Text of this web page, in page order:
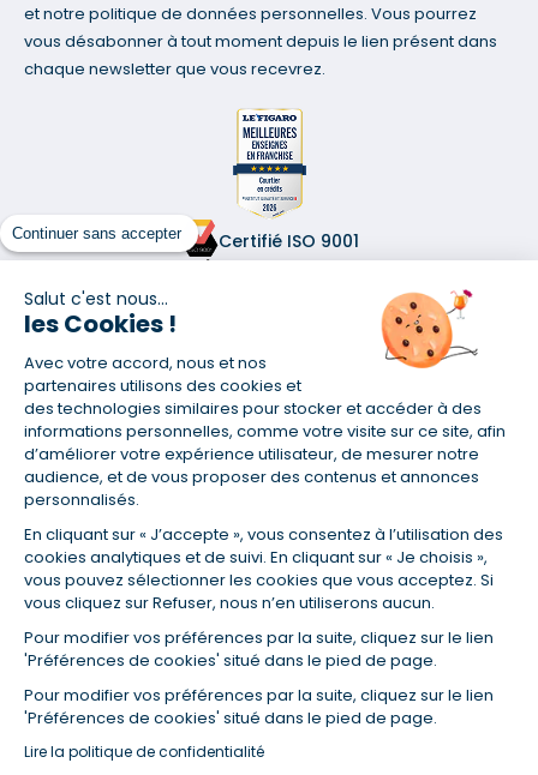
Continuer sans accepter
Salut c'est nous...
les Cookies !
Avec votre accord, nous et nos
partenaires utilisons des cookies et
des technologies similaires pour stocker et accéder à des
informations personnelles, comme votre visite sur ce site, afin
d’améliorer votre expérience utilisateur, de mesurer notre
audience, et de vous proposer des contenus et annonces
personnalisés.
En cliquant sur « J’accepte », vous consentez à l’utilisation des
cookies analytiques et de suivi. En cliquant sur « Je choisis »,
vous pouvez sélectionner les cookies que vous acceptez. Si
vous cliquez sur Refuser, nous n’en utiliserons aucun.
Pour modifier vos préférences par la suite, cliquez sur le lien
'Préférences de cookies' situé dans le pied de page.
Pour modifier vos préférences par la suite, cliquez sur le lien
'Préférences de cookies' situé dans le pied de page.
Lire la politique de confidentialité
et notre politique de données personnelles. Vous pourrez
vous désabonner à tout moment depuis le lien présent dans
chaque newsletter que vous recevrez.
Certifié ISO 9001
(1) Taux fixe national hors assurance et selon votre profil
(2) Économie de 65 % pour l'assurance d'un prêt amortissable de 330
457,23 € à 0,90 % sur 19,5 ans, accordé à un salarié non cadre assuré à
100 % (décès, PTIA, IPP, ITT, IPP) âgé de 36 ans fumeur et une personne
ans et non-fumeur, tous deux sans risque médical connu. Au
14/07/2019, coût de l'assurance proposée par la banque 179,08 €/mois
en moyenne contre 64,60 €/mois en moyenne au 14/07/2022 avec
Empruntis.com (TAEA : 0,44 %, coût total de l'assurance : 15 117,65 €).
(3) Taux minimum pour un crédit consommation d'un montant fixé entre
5 000 et 20 000 euros, selon profil et durée.
de la durée de remboursement ainsi que la hausse du coût total du
crédit.
(5) Banques de réseau, mutualistes, spécialisées, directions